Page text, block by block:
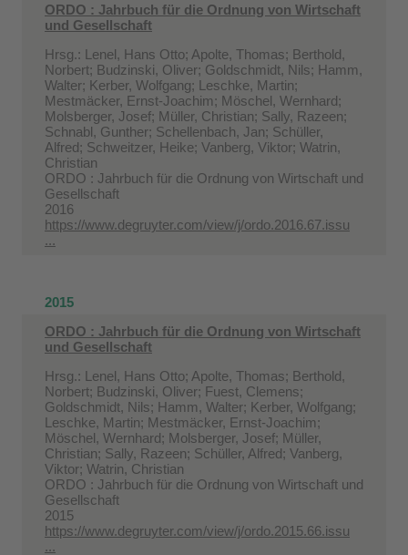
ORDO : Jahrbuch für die Ordnung von Wirtschaft
und Gesellschaft
Hrsg.: Lenel, Hans Otto; Apolte, Thomas; Berthold,
Norbert; Budzinski, Oliver; Goldschmidt, Nils; Hamm,
Walter; Kerber, Wolfgang; Leschke, Martin;
Mestmäcker, Ernst-Joachim; Möschel, Wernhard;
Molsberger, Josef; Müller, Christian; Sally, Razeen;
Schnabl, Gunther; Schellenbach, Jan; Schüller,
Alfred; Schweitzer, Heike; Vanberg, Viktor; Watrin,
Christian
ORDO : Jahrbuch für die Ordnung von Wirtschaft und
Gesellschaft
2016
https://www.degruyter.com/view/j/ordo.2016.67.issu
...
2015
ORDO : Jahrbuch für die Ordnung von Wirtschaft
und Gesellschaft
Hrsg.: Lenel, Hans Otto; Apolte, Thomas; Berthold,
Norbert; Budzinski, Oliver; Fuest, Clemens;
Goldschmidt, Nils; Hamm, Walter; Kerber, Wolfgang;
Leschke, Martin; Mestmäcker, Ernst-Joachim;
Möschel, Wernhard; Molsberger, Josef; Müller,
Christian; Sally, Razeen; Schüller, Alfred; Vanberg,
Viktor; Watrin, Christian
ORDO : Jahrbuch für die Ordnung von Wirtschaft und
Gesellschaft
2015
https://www.degruyter.com/view/j/ordo.2015.66.issu
...